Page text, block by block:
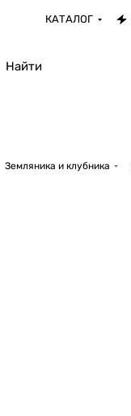
КАТАЛОГ
Земляника и клубника